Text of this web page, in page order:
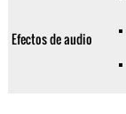
Efectos de audio